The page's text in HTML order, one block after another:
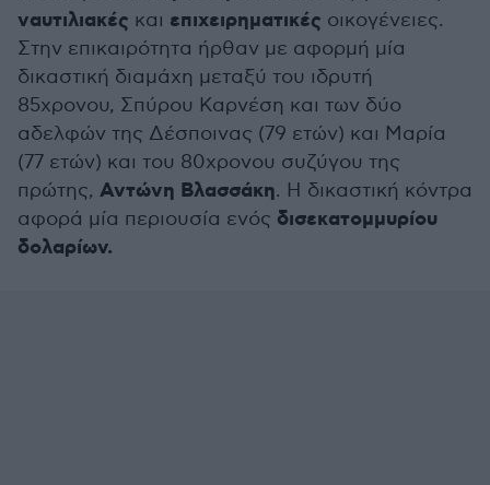
ναυτιλιακές και επιχειρηματικές οικογένειες.
Στην επικαιρότητα ήρθαν με αφορμή μία
δικαστική διαμάχη μεταξύ του ιδρυτή
85χρονου, Σπύρου Καρνέση και των δύο
αδελφών της Δέσποινας (79 ετών) και Μαρία
(77 ετών) και του 80χρονου συζύγου της
πρώτης, Αντώνη Βλασσάκη. Η δικαστική κόντρα
αφορά μία περιουσία ενός δισεκατομμυρίου
δολαρίων.